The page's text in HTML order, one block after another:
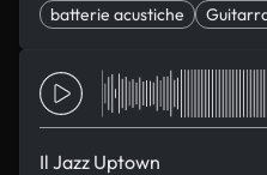
batterie acustiche
Il Jazz Uptown